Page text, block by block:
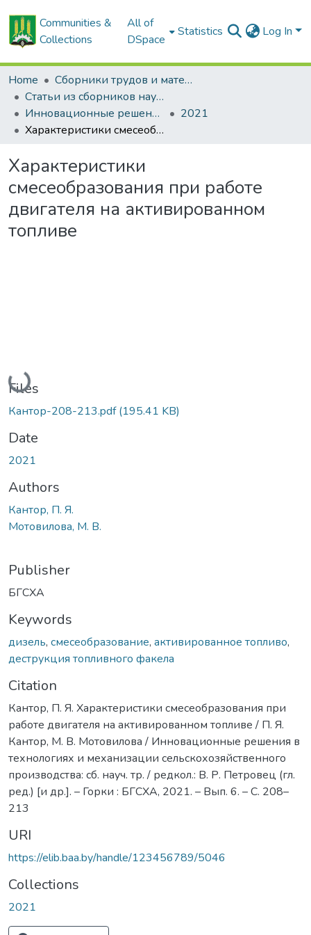
Communities &
Collections
All of
DSpace
Statistics Log In
Home
Сборники трудов и материалов конференций
Статьи из сборников научных трудов
Инновационные решения в технологиях и механизации сельскохозяйственного производства
2021
Характеристики смесеобразования при работе двигателя на активированном топливе
Характеристики
смесеобразования при работе
двигателя на активированном
топливе
Loading...
Files
Кантор-208-213.pdf(195.41 KB)
Date
2021
Authors
Кантор, П. Я.
Мотовилова, М. В.
Publisher
БГСХА
Keywords
дизель, смесеобразование, активированное топливо,
деструкция топливного факела
Citation
Кантор, П. Я. Характеристики смесеобразования при
работе двигателя на активированном топливе / П. Я.
Кантор, М. В. Мотовилова / Инновационные решения в
технологиях и механизации сельскохозяйственного
производства: сб. науч. тр. / редкол.: В. Р. Петровец (гл.
ред.) [и др.]. – Горки : БГСХА, 2021. – Вып. 6. – С. 208–
213
URI
https://elib.baa.by/handle/123456789/5046
Collections
2021